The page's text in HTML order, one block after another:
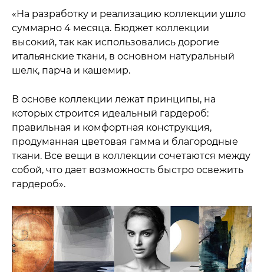
«На разработку и реализацию коллекции ушло
суммарно 4 месяца. Бюджет коллекции
высокий, так как использовались дорогие
итальянские ткани, в основном натуральный
шелк, парча и кашемир.
В основе коллекции лежат принципы, на
которых строится идеальный гардероб:
правильная и комфортная конструкция,
продуманная цветовая гамма и благородные
ткани. Все вещи в коллекции сочетаются между
собой, что дает возможность быстро освежить
гардероб».